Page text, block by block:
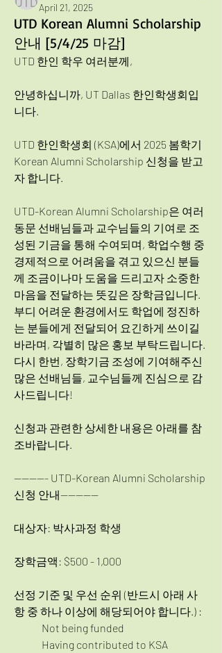
April 21, 2025
UTD Korean Alumni Scholarship
안내 [5/4/25 마감]
UTD 한인 학우 여러분께,
안녕하십니까, UT Dallas 한인학생회입
니다.
UTD 한인학생회 (KSA)에서 2025 봄학기
Korean Alumni Scholarship 신청을 받고
자 합니다.
UTD-Korean Alumni Scholarship은 여러
동문 선배님들과 교수님들의 기여로 조
성된 기금을 통해 수여되며, 학업수행 중
경제적으로 어려움을 겪고 있으신 분들
께 조금이나마 도움을 드리고자 소중한
마음을 전달하는 뜻깊은 장학금입니다.
부디 어려운 환경에서도 학업에 정진하
는 분들에게 전달되어 요긴하게 쓰이길
바라며, 각별히 많은 홍보 부탁드립니다.
다시 한번, 장학기금 조성에 기여해주신
많은 선배님들, 교수님들께 진심으로 감
사드립니다!
신청과 관련한 상세한 내용은 아래를 참
조바랍니다.
--------- UTD-Korean Alumni Scholarship
신청 안내----------
대상자: 박사과정 학생
장학금액: $500 - 1,000
선정 기준 및 우선 순위 (반드시 아래 사
항 중 하나 이상에 해당되어야 합니다.) :
	Not being funded